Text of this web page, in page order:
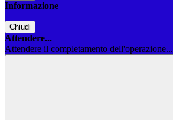
Informazione
Chiudi
Attendere...
Attendere il completamento dell'operazione...